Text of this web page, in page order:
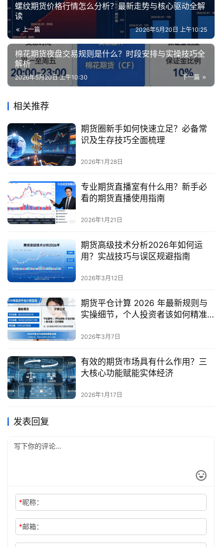
螺纹期货价格行情怎么分析？最新走势与核心驱动全解
读
上一篇 2026年5月20日 上午10:25
棉花期货夜盘交易规则是什么？时段安排与实操技巧全
解析
下一篇
2026年5月20日 上午10:30
相关推荐
期货圈新手如何快速立足？必备常
识及生存技巧全面梳理
2026年1月28日
专业期货直播室有什么用？新手必
看的期货直播使用指南
2026年1月21日
期货高级技术分析2026年如何运
用？实战技巧与误区规避指南
2026年3月12日
期货平仓计算 2026 年最新规则与
实操细节，个人投资者该如何精准
2026年3月7日
有效的期货市场具有什么作用？三
大核心功能赋能实体经济
2026年1月17日
发表回复
*昵称：
*邮箱：